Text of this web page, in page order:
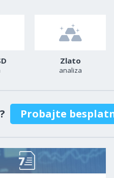
Zlato
analiza
Probajte